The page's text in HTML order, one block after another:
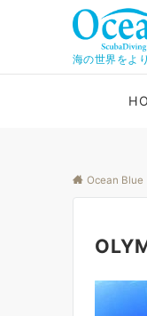
海の世界をよ
Ocean Blue